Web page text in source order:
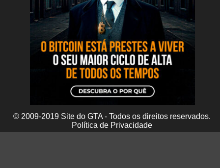
© 2009-2019 Site do GTA - Todos os direitos reservados.
Política de Privacidade